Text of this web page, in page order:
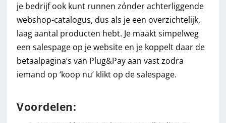
je bedrijf ook kunt runnen zónder achterliggende
webshop-catalogus, dus als je een overzichtelijk,
laag aantal producten hebt. Je maakt simpelweg
een salespage op je website en je koppelt daar de
betaalpagina’s van Plug&Pay aan vast zodra
iemand op ‘koop nu’ klikt op de salespage.
Voordelen: